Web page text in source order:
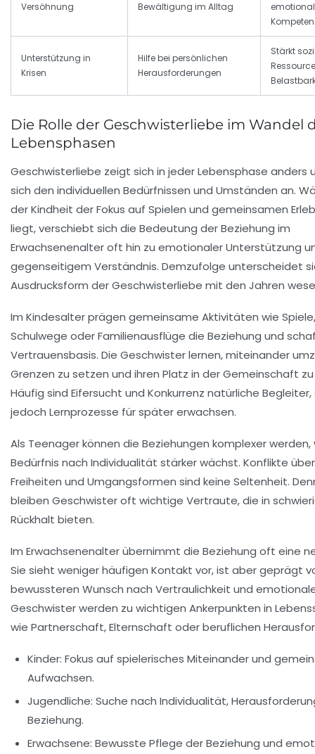
Versöhnung Bewältigung im Alltag
Unterstützung in
Krisen
Hilfe bei persönlichen
Herausforderungen
Stärkt
Die Rolle der Geschwisterliebe im Wandel
Lebensphasen
Geschwisterliebe zeigt sich in jeder Lebensphase anders
sich den individuellen Bedürfnissen und Umständen an.
der Kindheit der Fokus auf Spielen und gemeinsamen
liegt, verschiebt sich die Bedeutung der Beziehung im
Erwachsenenalter oft hin zu emotionalerUnterstützung
gegenseitigem Verständnis. Demzufolge unterscheidet
Ausdrucksform der Geschwisterliebe mit den Jahren
Im Kindesalter prägen gemeinsame Aktivitäten wie Spiele,
Schulwege oder Familienausflüge die Beziehung und
Vertrauensbasis. Die Geschwister lernen, miteinander
Grenzen zu setzen und ihren Platz in derGemeinschaft
Häufig sind Eifersucht und Konkurrenz natürliche
jedoch Lernprozesse für später erwachsen.
Als Teenager können die Beziehungen komplexer werden,
Bedürfnis nach Individualität stärker wächst. Konflikte
Freiheiten und Umgangsformen sind keine Seltenheit.
bleiben Geschwister oft wichtige Vertraute, die in
Rückhalt bieten.
Im Erwachsenenalter übernimmt die Beziehung oft eine
Sie sieht weniger häufigen Kontakt vor, ist aber geprägt
bewussteren Wunsch nach Vertraulichkeit und
Geschwister werden zu wichtigen Ankerpunkten in
wie Partnerschaft, Elternschaft oder beruflichen
Kinder: Fokus auf spielerisches Miteinander und
Aufwachsen.
Jugendliche: Suche nach Individualität,
Beziehung.
Erwachsene: Bewusste Pflege der Beziehung und